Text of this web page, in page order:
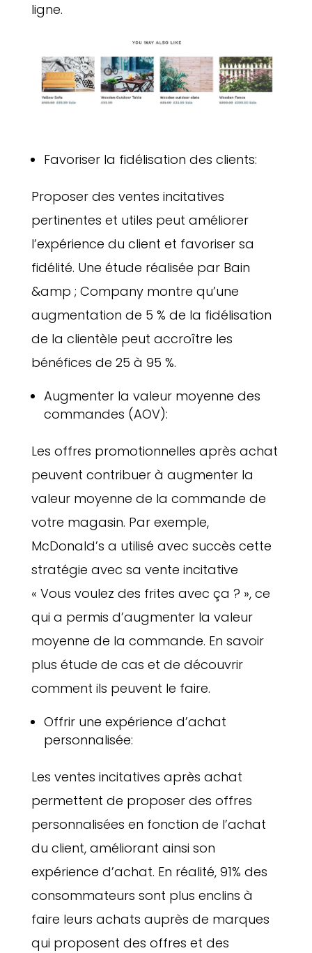
ligne.
Favoriser la fidélisation des clients:
Proposer des ventes incitatives
pertinentes et utiles peut améliorer
l’expérience du client et favoriser sa
fidélité. Une étude réalisée par Bain
&amp ; Company montre qu’une
augmentation de 5 % de la fidélisation
de la clientèle peut accroître les
bénéfices de 25 à 95 %.
Augmenter la valeur moyenne des
commandes (AOV):
Les offres promotionnelles après achat
peuvent contribuer à augmenter la
valeur moyenne de la commande de
votre magasin. Par exemple,
McDonald’s a utilisé avec succès cette
stratégie avec sa vente incitative
« Vous voulez des frites avec ça ? », ce
qui a permis d’augmenter la valeur
moyenne de la commande. En savoir
plus étude de cas et de découvrir
comment ils peuvent le faire.
Offrir une expérience d’achat
personnalisée:
Les ventes incitatives après achat
permettent de proposer des offres
personnalisées en fonction de l’achat
du client, améliorant ainsi son
expérience d’achat. En réalité, 91% des
consommateurs sont plus enclins à
faire leurs achats auprès de marques
qui proposent des offres et des